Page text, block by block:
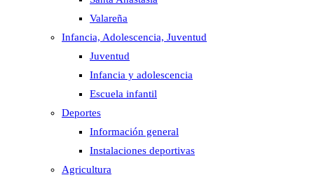
Valareña
Infancia, Adolescencia, Juventud
Juventud
Infancia y adolescencia
Escuela infantil
Deportes
Información general
Instalaciones deportivas
Agricultura